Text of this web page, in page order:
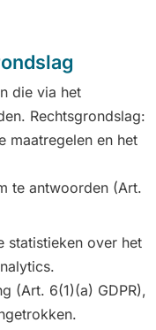
die via het
Rechtsgrondslag:
maatregelen en het
te antwoorden (Art.
statistieken over het
(Art. 6(1)(a) GDPR),